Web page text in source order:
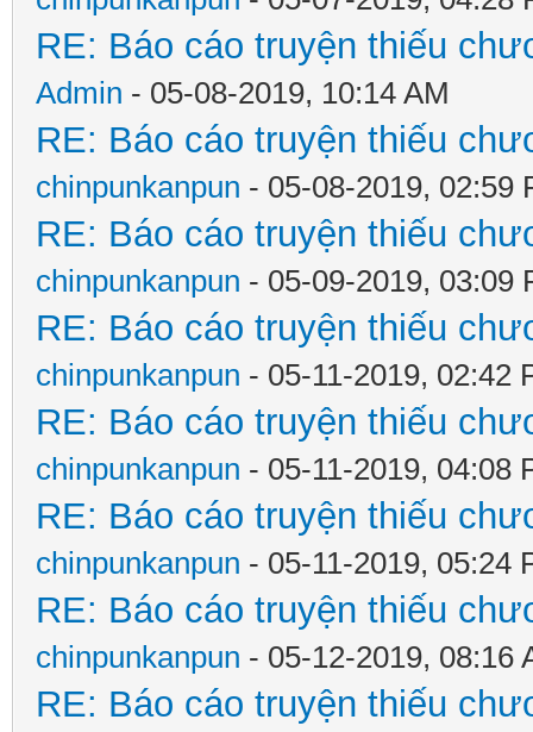
RE: Báo cáo truyện thiếu
Admin - 05-08-2019, 10:14 AM
RE: Báo cáo truyện thiếu
chinpunkanpun - 05-08-2019, 02:59
RE: Báo cáo truyện thiếu
chinpunkanpun - 05-09-2019, 03:09
RE: Báo cáo truyện thiếu
chinpunkanpun - 05-11-2019, 02:42
RE: Báo cáo truyện thiếu
chinpunkanpun - 05-11-2019, 04:08
RE: Báo cáo truyện thiếu
chinpunkanpun - 05-11-2019, 05:24
RE: Báo cáo truyện thiếu
chinpunkanpun - 05-12-2019, 08:16
RE: Báo cáo truyện thiếu